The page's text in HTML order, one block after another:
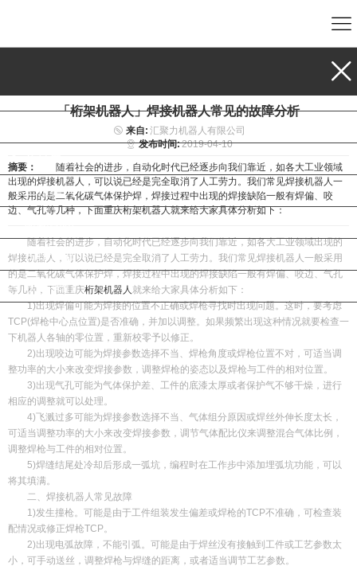
关于我们
工程案例
合作企业
联系我们
「桁架机器人」焊接机器人常见的故障分析
来自: 汇聚力机器人有限公司
发布时间:2019-04-10
摘要：
随着社会的进步，自动化时代已经逐步向我们靠近，如各大工业领域
出现的焊接机器人，可以说已经是完全取消了人工劳力。我们常见焊接机器人一
般采用的是二氧化碳气体保护焊，焊接过程中出现的焊接缺陷一般有焊偏、咬
边、气孔等几种，下面重庆桁架机器人就来给大家具体分析如下：
随着社会的进步，自动化时代已经逐步向我们靠近，如各大工业领域出现的
焊接机器人，可以说已经是完全取消了人工劳力。我们常见焊接机器人一般采用
的是二氧化碳气体保护焊，焊接过程中出现的焊接缺陷一般有焊偏、咬边、气孔
等几种，下面重庆桁架机器人就来给大家具体分析如下：
1)出现焊偏可能为焊接的位置不正确或焊枪寻找时出现问题。这时，要考虑
TCP(焊枪中心点位置)是否准确，并加以调整。如果频繁出现这种情况就要检查一
下机器人各轴的零位置，重新校零予以修正。
2)出现咬边可能为焊接参数选择不当、焊枪角度或焊枪位置不对，可适当调
整功率的大小来改变焊接参数，调整焊枪的姿态以及焊枪与工件的相对位置。
3)出现气孔可能为气体保护差、工件的底漆太厚或者保护气不够干燥，进行
相应的调整就可以处理。
4)飞溅过多可能为焊接参数选择不当、气体组分原因或焊丝外伸长度太长，
可适当调整功率的大小来改变焊接参数，调节气体配比仪来调整混合气体比例，
调整焊枪与工件的相对位置。
5)焊缝结尾处冷却后形成一弧坑，编程时在工作步中添加埋弧坑功能，可以
将其填满。
二、焊接机器人常见故障
1)发生撞枪。可能是由于工件组装发生偏差或焊枪的TCP不准确，可检查装
配情况或修正焊枪TCP。
2)出现电弧故障，不能引弧。可能是由于焊丝没有接触到工件或工艺参数太
小，可手动送丝，调整焊枪与焊缝的距离，或者适当调节工艺参数。